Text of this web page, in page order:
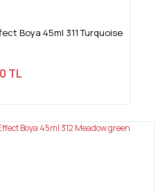
Boya 45ml 311 Turquoise
TL